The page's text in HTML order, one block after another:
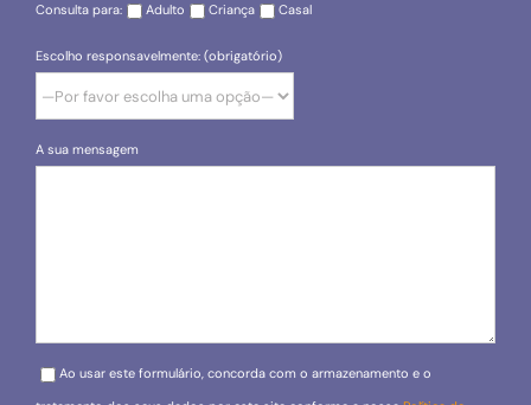
Consulta para: Adulto Criança Casal
Escolho responsavelmente: (obrigatório)
A sua mensagem
Please leave this field empty.
Ao usar este formulário, concorda com o armazenamento e o